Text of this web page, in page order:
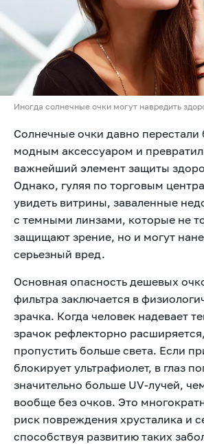
Иногда солнечные очки могут навредить
Солнечные очки давно перестали
модным аксессуаром и
важнейший элемент защиты
Однако, гуляя по торговым
увидеть витрины, заваленные
с темными линзами, которые не
защищают зрение, но и могут
серьезный вред.
Основная опасность дешевых
фильтра заключается в
зрачка. Когда человек надевает
зрачок рефлекторно
пропустить больше света. Если
блокирует ультрафиолет, в глаз
значительно больше UV-лучей,
вообще без очков. Это
риск повреждения хрусталика и
способствуя развитию таких